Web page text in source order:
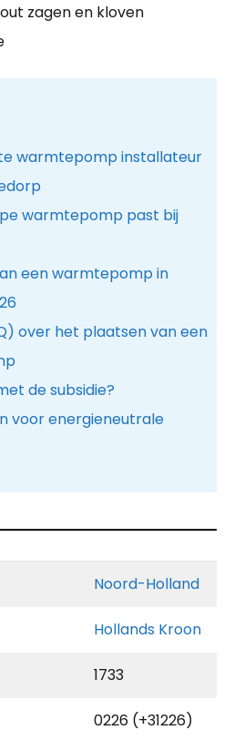
zagen en kloven
warmtepomp installateur
warmtepomp past bij
een warmtepomp in
over het plaatsen van een
de subsidie?
voor energieneutrale
Noord-Holland
Hollands Kroon
1733
0226 (+31226)